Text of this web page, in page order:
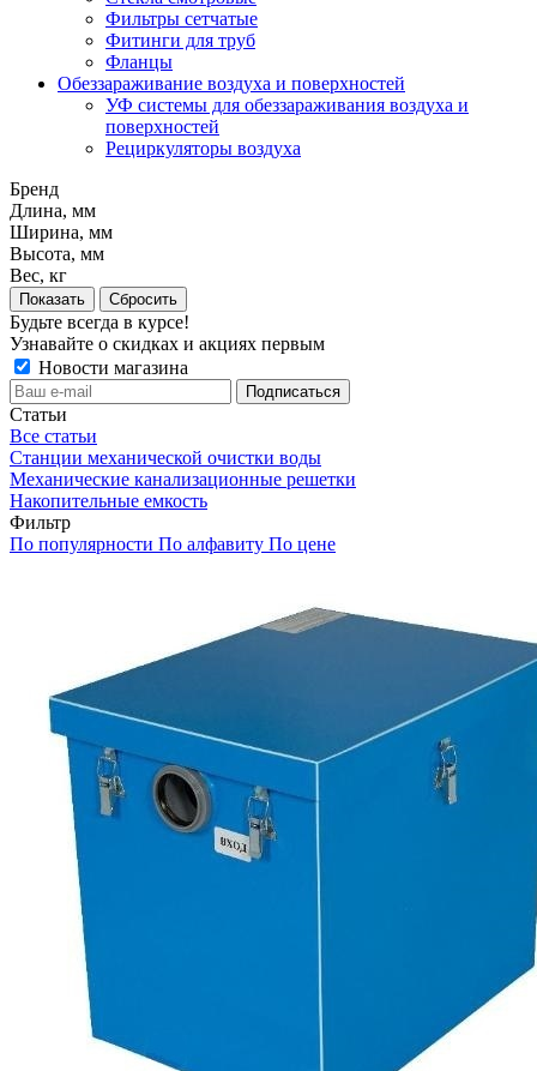
Фильтры сетчатые
Фитинги для труб
Фланцы
Обеззараживание воздуха и поверхностей
УФ системы для обеззараживания воздуха и
поверхностей
Рециркуляторы воздуха
Бренд
Длина, мм
Ширина, мм
Высота, мм
Вес, кг
Сбросить
Будьте всегда в курсе!
Узнавайте о скидках и акциях первым
Новости магазина
Статьи
Все статьи
Станции механической очистки воды
Механические канализационные решетки
Накопительные емкость
Фильтр
По популярности По алфавиту По цене